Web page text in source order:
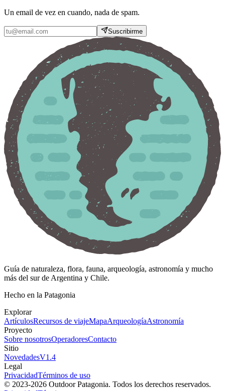
Un email de vez en cuando, nada de spam.
Suscribirme
Guía de naturaleza, flora, fauna, arqueología, astronomía y mucho
más del sur de Argentina y Chile.
Hecho en la Patagonia
Explorar
ArtículosRecursos de viajeMapaArqueologíaAstronomía
Proyecto
Sobre nosotrosOperadoresContacto
Sitio
NovedadesV1.4
Legal
PrivacidadTérminos de uso
© 2023-2026 Outdoor Patagonia. Todos los derechos reservados.